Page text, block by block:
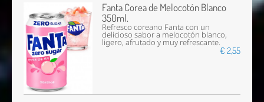
Fanta Corea de Melocotón Blanco
350ml.
Refresco coreano Fanta con un
delicioso sabor a melocotón blanco,
ligero, afrutado y muy refrescante.
€ 2,55